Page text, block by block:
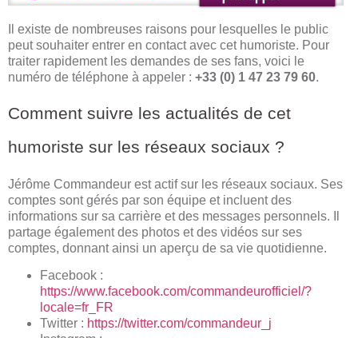
Il existe de nombreuses raisons pour lesquelles le public
peut souhaiter entrer en contact avec cet humoriste. Pour
traiter rapidement les demandes de ses fans, voici le
numéro de téléphone à appeler : +33 (0) 1 47 23 79 60.
Comment suivre les actualités de cet
humoriste sur les réseaux sociaux ?
Jérôme Commandeur est actif sur les réseaux sociaux. Ses
comptes sont gérés par son équipe et incluent des
informations sur sa carrière et des messages personnels. Il
partage également des photos et des vidéos sur ses
comptes, donnant ainsi un aperçu de sa vie quotidienne.
Facebook :
https://www.facebook.com/commandeurofficiel/?
locale=fr_FR
Twitter : https://twitter.com/commandeur_j